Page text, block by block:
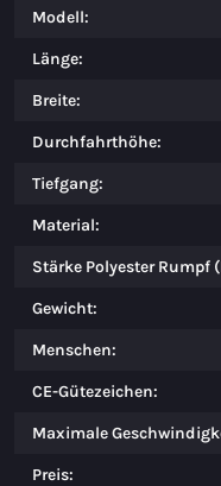
Modell:
Länge:
Breite:
Durchfahrthöhe:
Tiefgang:
Material:
Stärke Polyester Rumpf
Gewicht:
Menschen:
CE-Gütezeichen:
Maximale
Preis: